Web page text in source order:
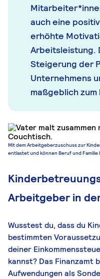
auch eine
erhöhte
Arbeitsleistung.
Steigerung der
Unternehmens
maßgeblich
Mit dem Arbeitgeberzuschuss zur
entlastet und können Beruf und
Arbeitgeber in
Wusstest du, dass du
bestimmten
deiner
kannst? Das
Aufwendungen als